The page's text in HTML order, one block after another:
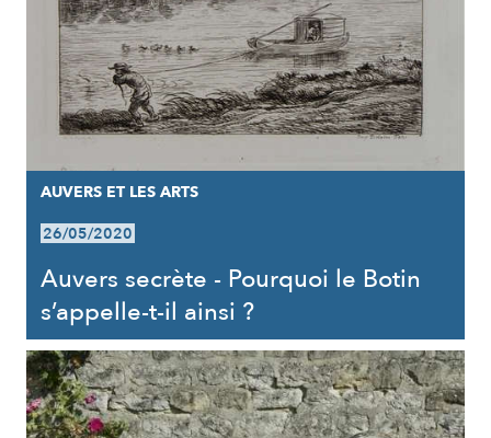
AUVERS ET LES ARTS
26/05/2020
Auvers secrète - Pourquoi le Botin
s’appelle-t-il ainsi ?